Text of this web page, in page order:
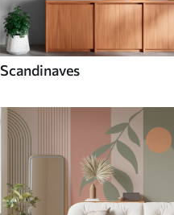
Scandinaves